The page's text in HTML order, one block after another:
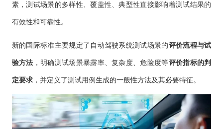
素，测试场景的多样性、覆盖性、典型性直接影响着测试结果的
有效性和可靠性。
新的国际标准主要规定了自动驾驶系统测试场景的评价流程与试
验方法 ，明确测试场景暴露率、复杂度、危险度等评价指标的判
定要求，并定义了测试用例生成的一般性方法及其必要特征。